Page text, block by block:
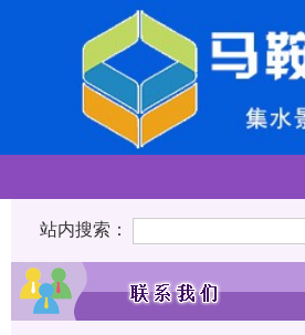
站内搜索：